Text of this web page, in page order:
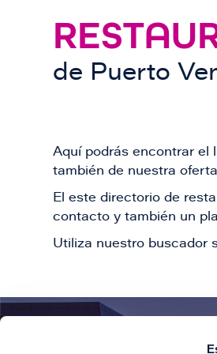
de Puerto
Aquí podrás encontrar el
también de nuestra
El este directorio de
contacto y también un
Utiliza nuestro buscador